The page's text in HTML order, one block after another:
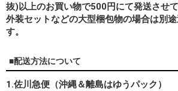
抜)以上のお買い物で500円にて発送させて
外装セットなどの大型梱包物の場合は別
す。
■配送方法について
1.佐川急便（沖縄＆離島はゆうパック）